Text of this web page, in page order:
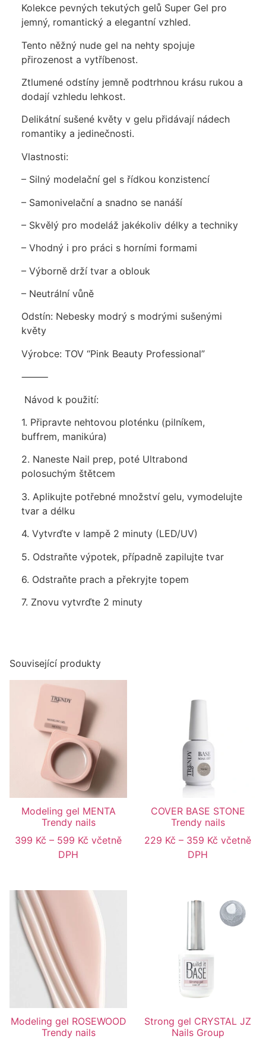
Kolekce pevných tekutých gelů Super Gel pro
jemný, romantický a elegantní vzhled.
Tento něžný nude gel na nehty spojuje
přirozenost a vytříbenost.
Ztlumené odstíny jemně podtrhnou krásu rukou a
dodají vzhledu lehkost.
Delikátní sušené květy v gelu přidávají nádech
romantiky a jedinečnosti.
Vlastnosti:
– Silný modelační gel s řídkou konzistencí
– Samonivelační a snadno se nanáší
– Skvělý pro modeláž jakékoliv délky a techniky
– Vhodný i pro práci s horními formami
– Výborně drží tvar a oblouk
– Neutrální vůně
Odstín: Nebesky modrý s modrými sušenými
květy
Výrobce: TOV “Pink Beauty Professional”
⸻
️ Návod k použití:
1. Připravte nehtovou ploténku (pilníkem,
buffrem, manikúra)
2. Naneste Nail prep, poté Ultrabond
polosuchým štětcem
3. Aplikujte potřebné množství gelu, vymodelujte
tvar a délku
4. Vytvrďte v lampě 2 minuty (LED/UV)
5. Odstraňte výpotek, případně zapilujte tvar
6. Odstraňte prach a překryjte topem
7. Znovu vytvrďte 2 minuty
Související produkty
Modeling gel MENTA
Trendy nails
399 Kč – 599 Kč včetně
DPH
COVER BASE STONE
Trendy nails
229 Kč – 359 Kč včetně
DPH
Modeling gel ROSEWOOD
Trendy nails
Strong gel CRYSTAL JZ
Nails Group